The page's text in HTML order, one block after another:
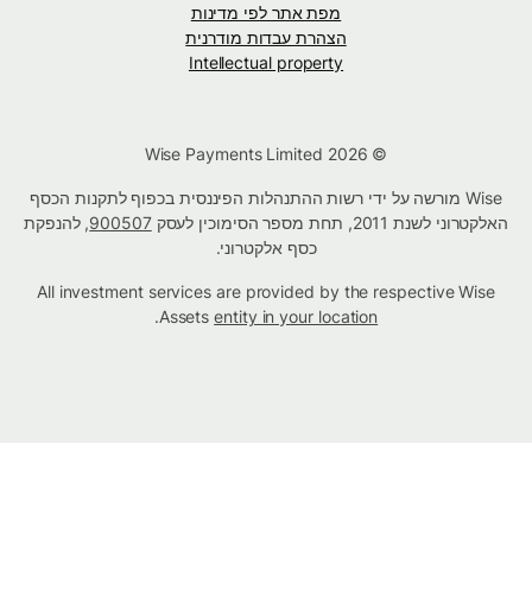
מפת אתר לפי מדינות
הצהרת עבדות מודרנית
Intellectual property
Wise מורשה על ידי רשות ההתנהלות הפיננסית בכפוף לתקנות הכסף
האלקטרוני לשנת 2011, תחת מספר הסימוכין לעסק
900507, להנפקת
כסף אלקטרוני.
All investment services are provided by the respective Wise
Assetsentity in your location
.